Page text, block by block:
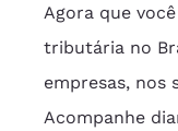
Agora que
tributária no
empresas, nos
Acompanhe